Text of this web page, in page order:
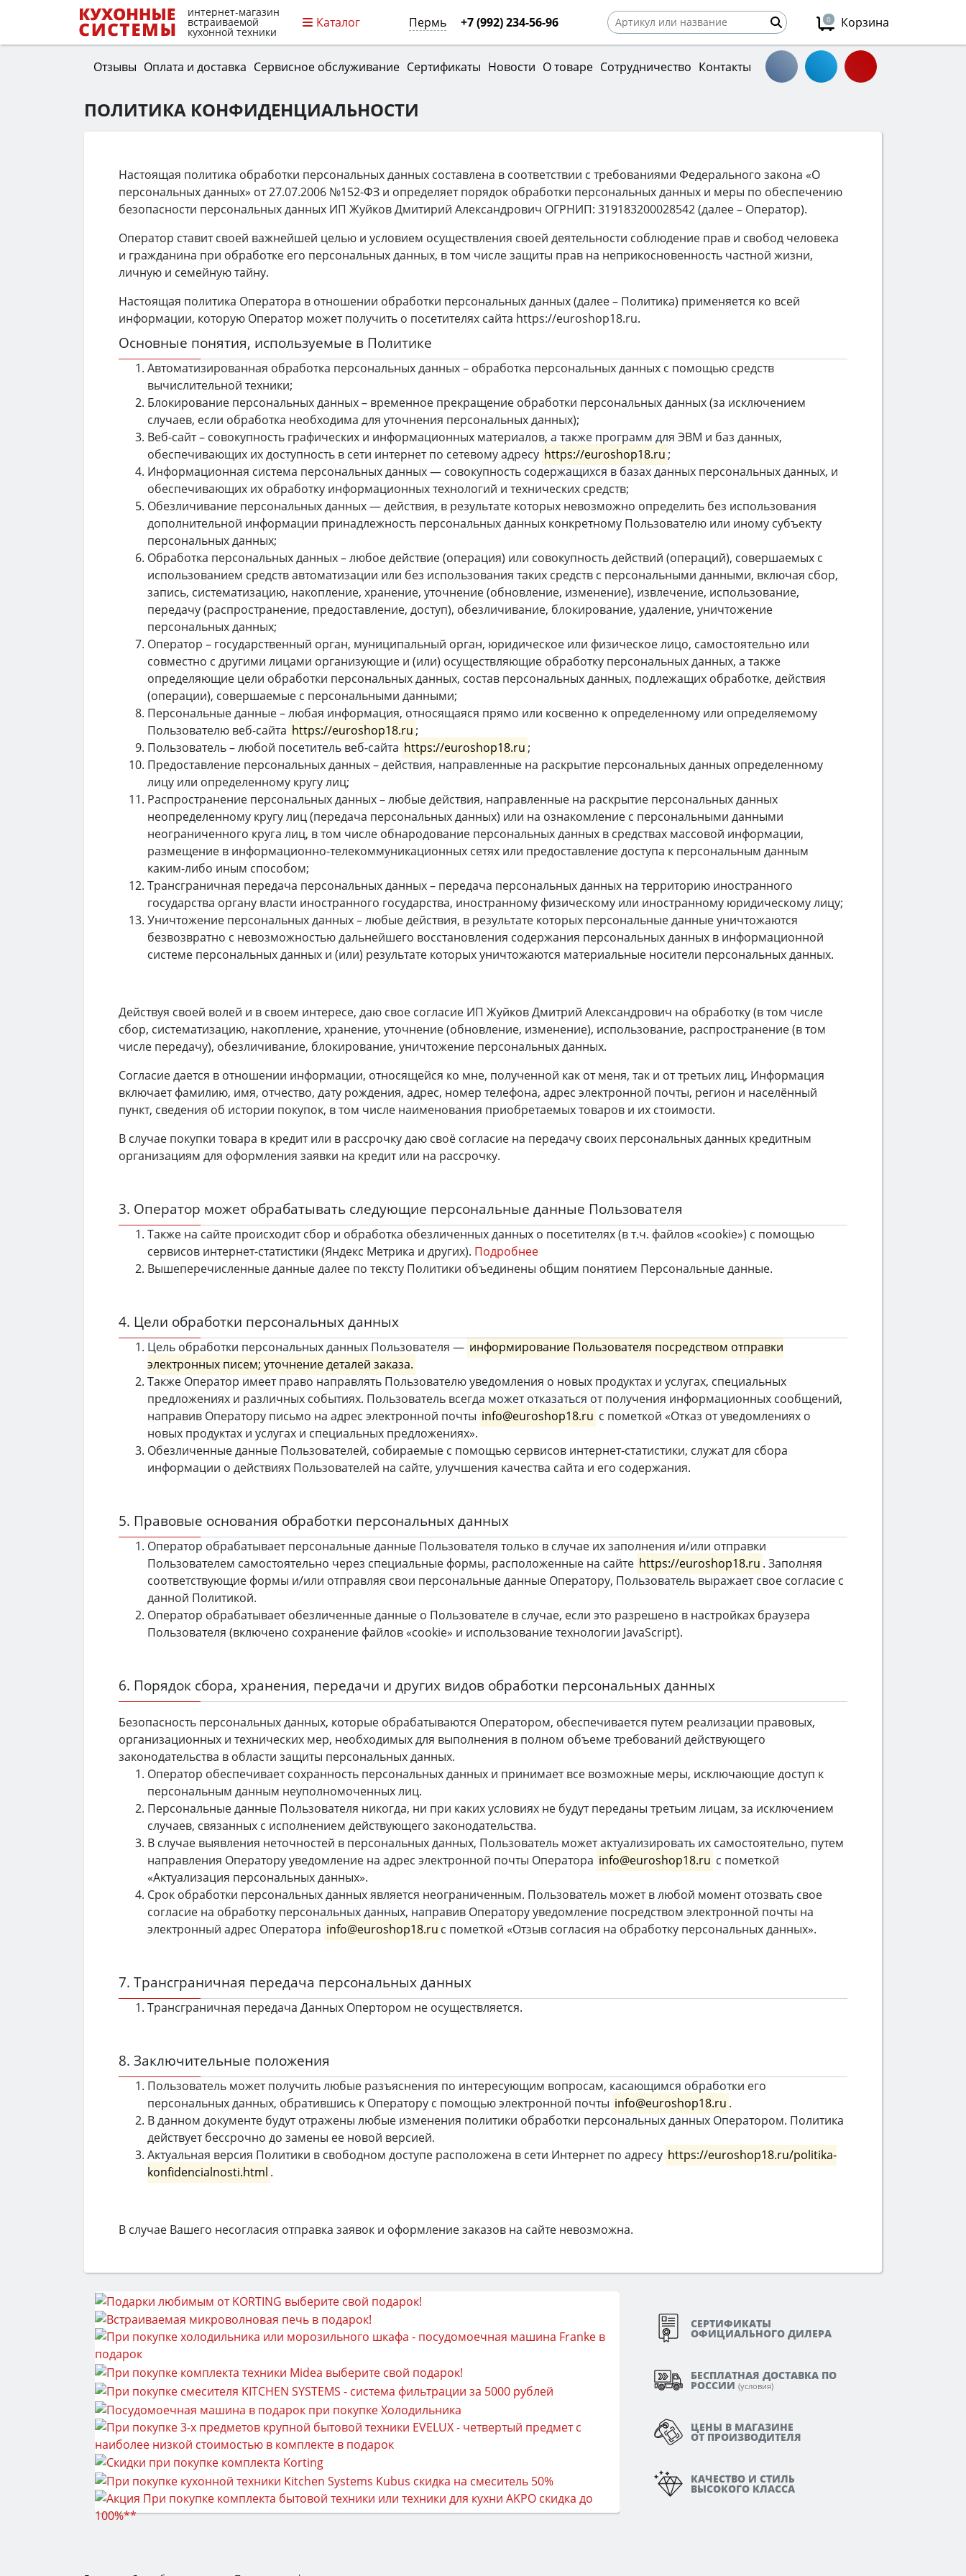
интернет-магазин
встраиваемой
кухонной техники
Каталог Пермь +7 (992) 234-56-96 0 Корзина
Отзывы Оплата и доставка Сервисное обслуживание Сертификаты Новости О товаре Сотрудничество Контакты
ПОЛИТИКА КОНФИДЕНЦИАЛЬНОСТИ
Настоящая политика обработки персональных данных составлена в соответствии с требованиями Федерального закона «О
персональных данных» от 27.07.2006 №152-ФЗ и определяет порядок обработки персональных данных и меры по обеспечению
безопасности персональных данных ИП Жуйков Дмитирий Александрович ОГРНИП: 319183200028542 (далее – Оператор).
Оператор ставит своей важнейшей целью и условием осуществления своей деятельности соблюдение прав и свобод человека
и гражданина при обработке его персональных данных, в том числе защиты прав на неприкосновенность частной жизни,
личную и семейную тайну.
Настоящая политика Оператора в отношении обработки персональных данных (далее – Политика) применяется ко всей
информации, которую Оператор может получить о посетителях сайта https://euroshop18.ru.
Основные понятия, используемые в Политике
Автоматизированная обработка персональных данных – обработка персональных данных с помощью средств
вычислительной техники;
Блокирование персональных данных – временное прекращение обработки персональных данных (за исключением
случаев, если обработка необходима для уточнения персональных данных);
Веб-сайт – совокупность графических и информационных материалов, а также программ для ЭВМ и баз данных,
обеспечивающих их доступность в сети интернет по сетевому адресу https://euroshop18.ru;
Информационная система персональных данных — совокупность содержащихся в базах данных персональных данных, и
обеспечивающих их обработку информационных технологий и технических средств;
Обезличивание персональных данных — действия, в результате которых невозможно определить без использования
дополнительной информации принадлежность персональных данных конкретному Пользователю или иному субъекту
персональных данных;
Обработка персональных данных – любое действие (операция) или совокупность действий (операций), совершаемых с
использованием средств автоматизации или без использования таких средств с персональными данными, включая сбор,
запись, систематизацию, накопление, хранение, уточнение (обновление, изменение), извлечение, использование,
передачу (распространение, предоставление, доступ), обезличивание, блокирование, удаление, уничтожение
персональных данных;
Оператор – государственный орган, муниципальный орган, юридическое или физическое лицо, самостоятельно или
совместно с другими лицами организующие и (или) осуществляющие обработку персональных данных, а также
определяющие цели обработки персональных данных, состав персональных данных, подлежащих обработке, действия
(операции), совершаемые с персональными данными;
Персональные данные – любая информация, относящаяся прямо или косвенно к определенному или определяемому
Пользователю веб-сайта https://euroshop18.ru;
Пользователь – любой посетитель веб-сайта https://euroshop18.ru;
Предоставление персональных данных – действия, направленные на раскрытие персональных данных определенному
лицу или определенному кругу лиц;
Распространение персональных данных – любые действия, направленные на раскрытие персональных данных
неопределенному кругу лиц (передача персональных данных) или на ознакомление с персональными данными
неограниченного круга лиц, в том числе обнародование персональных данных в средствах массовой информации,
размещение в информационно-телекоммуникационных сетях или предоставление доступа к персональным данным
каким-либо иным способом;
Трансграничная передача персональных данных – передача персональных данных на территорию иностранного
государства органу власти иностранного государства, иностранному физическому или иностранному юридическому лицу;
Уничтожение персональных данных – любые действия, в результате которых персональные данные уничтожаются
безвозвратно с невозможностью дальнейшего восстановления содержания персональных данных в информационной
системе персональных данных и (или) результате которых уничтожаются материальные носители персональных данных.
Действуя своей волей и в своем интересе, даю свое согласие ИП Жуйков Дмитрий Александрович на обработку (в том числе
сбор, систематизацию, накопление, хранение, уточнение (обновление, изменение), использование, распространение (в том
числе передачу), обезличивание, блокирование, уничтожение персональных данных.
Согласие дается в отношении информации, относящейся ко мне, полученной как от меня, так и от третьих лиц, Информация
включает фамилию, имя, отчество, дату рождения, адрес, номер телефона, адрес электронной почты, регион и населённый
пункт, сведения об истории покупок, в том числе наименования приобретаемых товаров и их стоимости.
В случае покупки товара в кредит или в рассрочку даю своё согласие на передачу своих персональных данных кредитным
организациям для оформления заявки на кредит или на рассрочку.
3. Оператор может обрабатывать следующие персональные данные Пользователя
Также на сайте происходит сбор и обработка обезличенных данных о посетителях (в т.ч. файлов «cookie») с помощью
сервисов интернет-статистики (Яндекс Метрика и других). Подробнее
Вышеперечисленные данные далее по тексту Политики объединены общим понятием Персональные данные.
4. Цели обработки персональных данных
Цель обработки персональных данных Пользователя — информирование Пользователя посредством отправки
электронных писем; уточнение деталей заказа.
Также Оператор имеет право направлять Пользователю уведомления о новых продуктах и услугах, специальных
предложениях и различных событиях. Пользователь всегда может отказаться от получения информационных сообщений,
направив Оператору письмо на адрес электронной почты info@euroshop18.ru с пометкой «Отказ от уведомлениях о
новых продуктах и услугах и специальных предложениях».
Обезличенные данные Пользователей, собираемые с помощью сервисов интернет-статистики, служат для сбора
информации о действиях Пользователей на сайте, улучшения качества сайта и его содержания.
5. Правовые основания обработки персональных данных
Оператор обрабатывает персональные данные Пользователя только в случае их заполнения и/или отправки
Пользователем самостоятельно через специальные формы, расположенные на сайте https://euroshop18.ru . Заполняя
соответствующие формы и/или отправляя свои персональные данные Оператору, Пользователь выражает свое согласие с
данной Политикой.
Оператор обрабатывает обезличенные данные о Пользователе в случае, если это разрешено в настройках браузера
Пользователя (включено сохранение файлов «cookie» и использование технологии JavaScript).
6. Порядок сбора, хранения, передачи и других видов обработки персональных данных
Безопасность персональных данных, которые обрабатываются Оператором, обеспечивается путем реализации правовых,
организационных и технических мер, необходимых для выполнения в полном объеме требований действующего
законодательства в области защиты персональных данных.
Оператор обеспечивает сохранность персональных данных и принимает все возможные меры, исключающие доступ к
персональным данным неуполномоченных лиц.
Персональные данные Пользователя никогда, ни при каких условиях не будут переданы третьим лицам, за исключением
случаев, связанных с исполнением действующего законодательства.
В случае выявления неточностей в персональных данных, Пользователь может актуализировать их самостоятельно, путем
направления Оператору уведомление на адрес электронной почты Оператора info@euroshop18.ru с пометкой
«Актуализация персональных данных».
Срок обработки персональных данных является неограниченным. Пользователь может в любой момент отозвать свое
согласие на обработку персональных данных, направив Оператору уведомление посредством электронной почты на
электронный адрес Оператора info@euroshop18.ru с пометкой «Отзыв согласия на обработку персональных данных».
7. Трансграничная передача персональных данных
Трансграничная передача Данных Опертором не осуществляется.
8. Заключительные положения
Пользователь может получить любые разъяснения по интересующим вопросам, касающимся обработки его
персональных данных, обратившись к Оператору с помощью электронной почты info@euroshop18.ru .
В данном документе будут отражены любые изменения политики обработки персональных данных Оператором. Политика
действует бессрочно до замены ее новой версией.
Актуальная версия Политики в свободном доступе расположена в сети Интернет по адресу https://euroshop18.ru/politika-
konfidencialnosti.html .
В случае Вашего несогласия отправка заявок и оформление заказов на сайте невозможна.
СЕРТИФИКАТЫ
ОФИЦИАЛЬНОГО ДИЛЕРА
БЕСПЛАТНАЯ ДОСТАВКА ПО
РОССИИ (условия)
ЦЕНЫ В МАГАЗИНЕ
ОТ ПРОИЗВОДИТЕЛЯ
КАЧЕСТВО И СТИЛЬ
ВЫСОКОГО КЛАССА